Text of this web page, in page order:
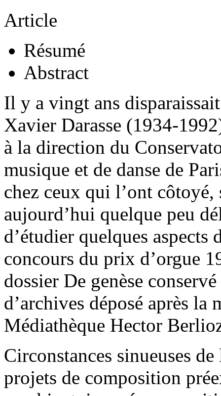
Article
Résumé
Abstract
Il y a vingt ans
Xavier Darasse (1934-
à la direction du
musique et de danse de
chez ceux qui l’ont
aujourd’hui quelque peu
d’étudier quelques aspects
concours du prix d’orgue
dossier De genèse
d’archives déposé après
Médiathèque Hector
Circonstances sinueuses
projets de composition